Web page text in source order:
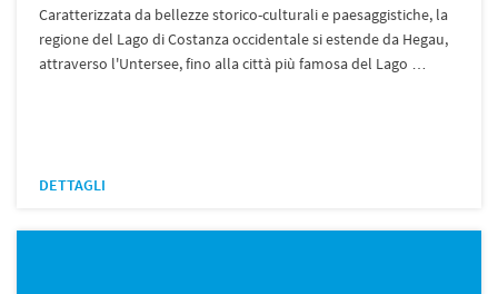
Caratterizzata da bellezze storico-culturali e paesaggistiche, la
regione del Lago di Costanza occidentale si estende da Hegau,
attraverso l'Untersee, fino alla città più famosa del Lago …
DETTAGLI